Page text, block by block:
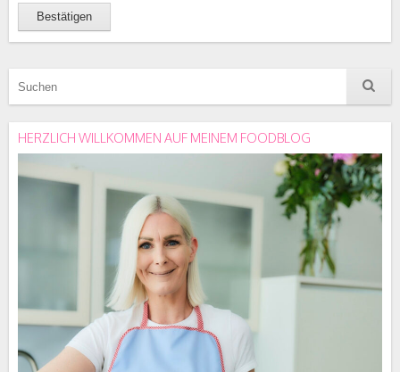
HERZLICH WILLKOMMEN AUF MEINEM FOODBLOG